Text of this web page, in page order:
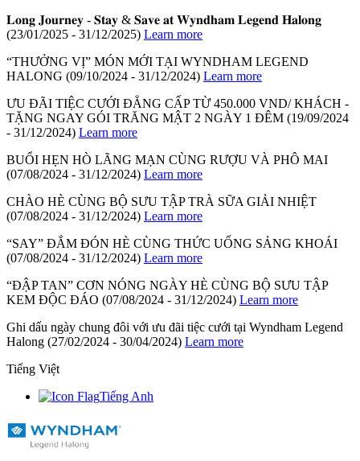
𝐋𝐨𝐧𝐠 𝐉𝐨𝐮𝐫𝐧𝐞𝐲 - 𝐒𝐭𝐚𝐲 & 𝐒𝐚𝐯𝐞 𝐚𝐭 𝐖𝐲𝐧𝐝𝐡𝐚𝐦 𝐋𝐞𝐠𝐞𝐧𝐝 𝐇𝐚𝐥𝐨𝐧𝐠
(23/01/2025 - 31/12/2025) Learn more
“THƯỞNG VỊ” MÓN MỚI TẠI WYNDHAM LEGEND
HALONG (09/10/2024 - 31/12/2024) Learn more
ƯU ĐÃI TIỆC CƯỚI ĐẲNG CẤP TỪ 450.000 VND/ KHÁCH -
TẶNG NGAY GÓI TRĂNG MẬT 2 NGÀY 1 ĐÊM (19/09/2024
- 31/12/2024) Learn more
BUỔI HẸN HÒ LÃNG MẠN CÙNG RƯỢU VÀ PHÔ MAI
(07/08/2024 - 31/12/2024) Learn more
CHÀO HÈ CÙNG BỘ SƯU TẬP TRÀ SỮA GIẢI NHIỆT
(07/08/2024 - 31/12/2024) Learn more
“SAY” ĐẮM ĐÓN HÈ CÙNG THỨC UỐNG SẢNG KHOÁI
(07/08/2024 - 31/12/2024) Learn more
“ĐẬP TAN” CƠN NÓNG NGÀY HÈ CÙNG BỘ SƯU TẬP
KEM ĐỘC ĐÁO (07/08/2024 - 31/12/2024) Learn more
Ghi dấu ngày chung đôi với ưu đãi tiệc cưới tại Wyndham Legend
Halong (27/02/2024 - 30/04/2024) Learn more
Tiếng Việt
Tiếng Anh